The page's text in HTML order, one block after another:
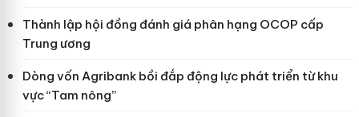
Thành lập hội đồng đánh giá phân hạng OCOP cấp
Trung ương
Dòng vốn Agribank bồi đắp động lực phát triển từ khu
vực “Tam nông”